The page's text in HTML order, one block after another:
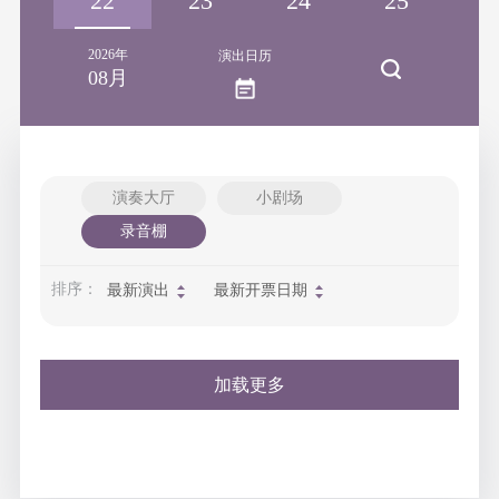
2026年
08月
演出日历
演奏大厅
小剧场
录音棚
排序： 最新演出 最新开票日期
加载更多